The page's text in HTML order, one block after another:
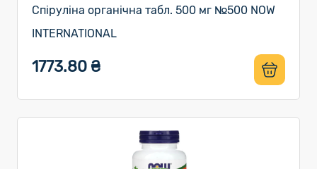
Спіруліна органічна табл. 500 мг №500 NOW
INTERNATIONAL
1773.80 ₴